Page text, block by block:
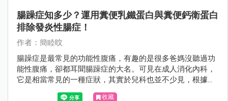
腸躁症知多少？運用糞便乳鐵蛋白與糞便鈣衛蛋白
排除發炎性腸症！
作者：簡睦旼
腸躁症是最常見的功能性腹痛，有趣的是很多爸媽沒聽過功
能性腹痛，卻都耳聞腸躁症的大名。可見在成人消化內科，
它是相當常見的一種症狀，其實於兒科也並不少見，根據統
計亞洲孩子腸躁症的盛行率平均有15.8%。
收藏